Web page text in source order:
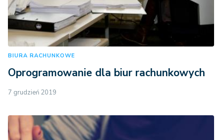
BIURA RACHUNKOWE
Oprogramowanie dla biur rachunkowych
7 grudzień 2019